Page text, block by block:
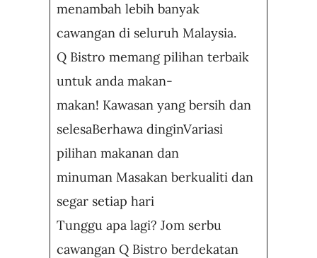
menambah lebih banyak
cawangan di seluruh Malaysia.
Q Bistro memang pilihan terbaik
untuk anda makan-
makan! Kawasan yang bersih dan
selesaBerhawa dinginVariasi
pilihan makanan dan
minuman Masakan berkualiti dan
segar setiap hari
Tunggu apa lagi? Jom serbu
cawangan Q Bistro berdekatan